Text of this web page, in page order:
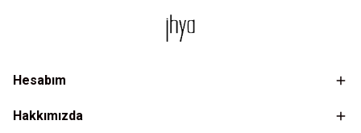
Hesabım
Hakkımızda